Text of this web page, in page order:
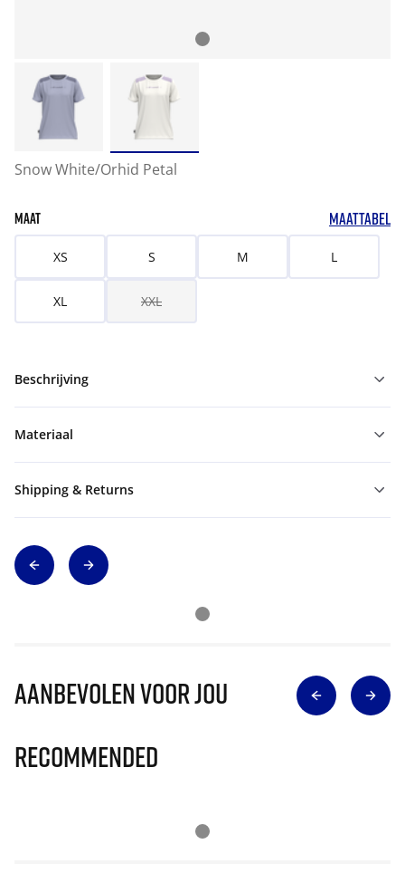
Snow White/Orhid Petal
MAAT MAATTABEL
XS S M L
XL XXL
Beschrijving
Materiaal
Shipping & Returns
Aanbevolen voor jou
Recommended